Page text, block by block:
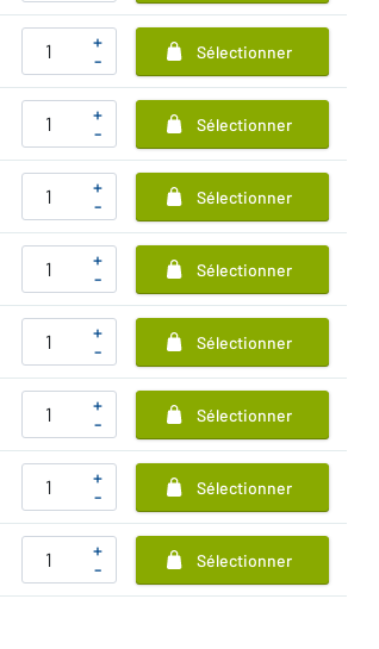
+
-
Sélectionner
+
-
Sélectionner
+
-
Sélectionner
+
-
Sélectionner
+
-
Sélectionner
+
-
Sélectionner
+
-
Sélectionner
+
-
Sélectionner